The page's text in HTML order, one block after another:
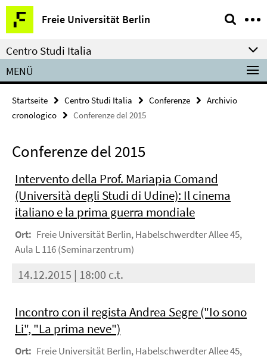
Springe
direkt
zu
Inhalt
Freie Universität Berlin
Service-
Navigation
Centro Studi Italia
MENÜ
Startseite Centro Studi Italia Conferenze
Archivio
cronologico
Conferenze del 2015
Conferenze del 2015
Intervento della Prof. Mariapia Comand
(Università degli Studi di Udine): Il cinema
italiano e la prima guerra mondiale
Ort: Freie Universität Berlin, Habelschwerdter Allee 45,
Aula L 116 (Seminarzentrum)
14.12.2015 | 18:00 c.t.
Incontro con il regista Andrea Segre ("Io sono
Li", "La prima neve")
Ort: Freie Universität Berlin, Habelschwerdter Allee 45,